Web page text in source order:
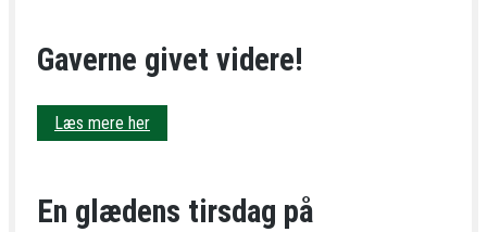
Gaverne givet videre!
Læs mere her
En glædens tirsdag på